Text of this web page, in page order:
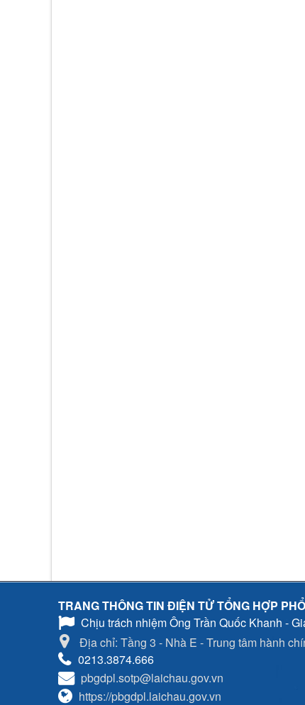
TRANG THÔNG TIN ĐIỆN TỬ TỔNG HỢP
Chịu trách nhiệmÔng Trần Quốc Khanh -
Địa chỉ: Tầng 3 - Nhà E - Trung tâm hành
0213.3874.666
pbgdpl.sotp@laichau.gov.vn
https://pbgdpl.laichau.gov.vn